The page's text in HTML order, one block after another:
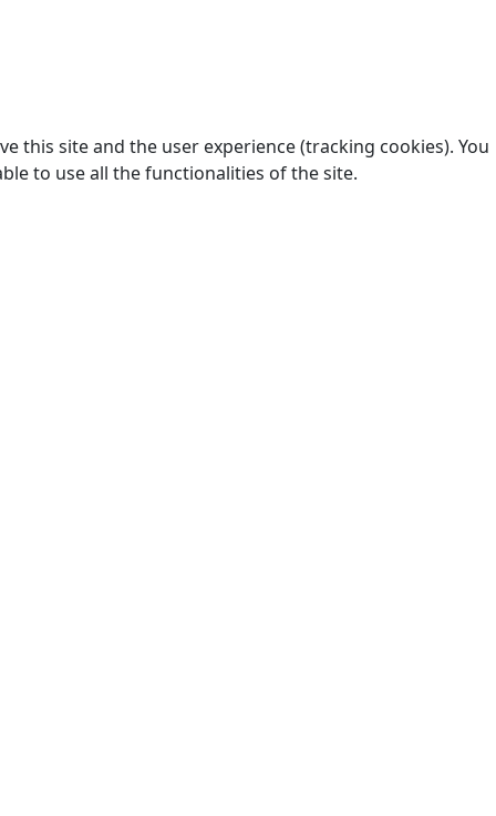
this site and the user experience (tracking cookies). You
to use all the functionalities of the site.